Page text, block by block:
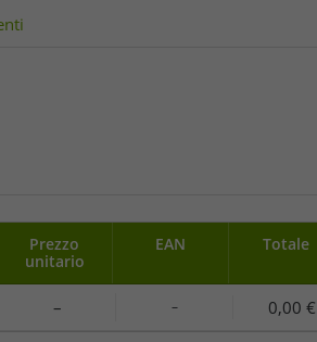
Prezzo
unitario
EAN Totale
– – 0,00 €